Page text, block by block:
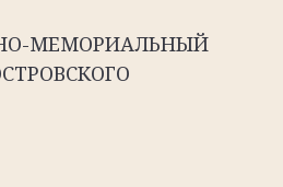
МЕМОРИАЛЬНЫЙ